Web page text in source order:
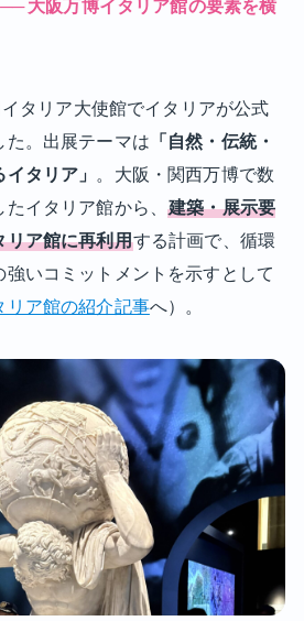
大阪万博イタリア館の要素を横
タリア大使館でイタリアが公式
。出展テーマは 「自然・伝統・
タリア」 。大阪・関西万博で数
たイタリア館から、建築・展示要
リア館に再利用する計画で、循環
いコミットメントを示すとして
リア館の紹介記事へ）。